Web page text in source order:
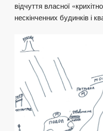
відчуття власної
нескінченних будинків і